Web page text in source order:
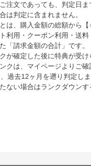
注文であっても、判定日
は判定に含まれません。
は、購入金額の総額から【
利用・クーポン利用・送料
「請求金額の合計」です。
が確定した後に特典が受け
クは、マイページよりご確
過去12ヶ月を遡り判定し
ない場合はランクダウンす